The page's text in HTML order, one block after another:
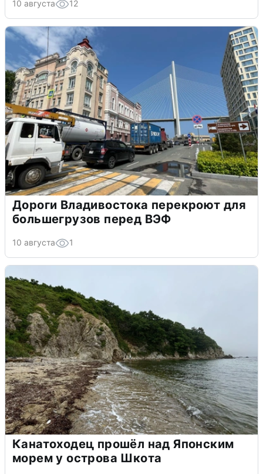
10 августа 12
Дороги Владивостока перекроют для
большегрузов перед ВЭФ
10 августа 1
Канатоходец прошёл над Японским
морем у острова Шкота